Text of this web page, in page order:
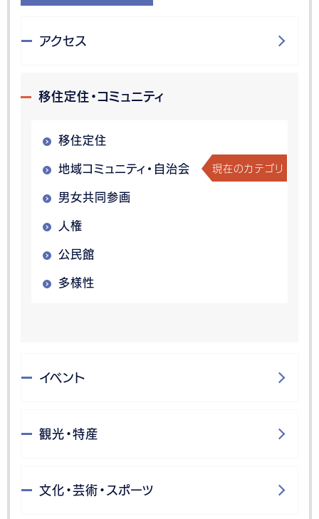
アクセス
移住定住・コミュニティ
移住定住
地域コミュニティ・自治会 現在のカテゴリ
男女共同参画
人権
公民館
多様性
イベント
観光・特産
文化・芸術・スポーツ